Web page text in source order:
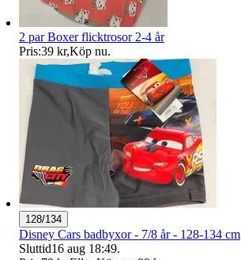
2 par Boxer flicktrosor 2-4 år
Pris:39 kr,Köp nu.
128/134
Disney Cars badbyxor - 7/8 år - 128-134 cm
Sluttid16 aug 18:49.